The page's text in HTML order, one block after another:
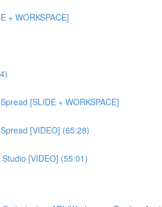
+ WORKSPACE]
[SLIDE + WORKSPACE]
[VIDEO] (65:28)
[VIDEO] (55:01)